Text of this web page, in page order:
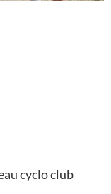
cyclo club